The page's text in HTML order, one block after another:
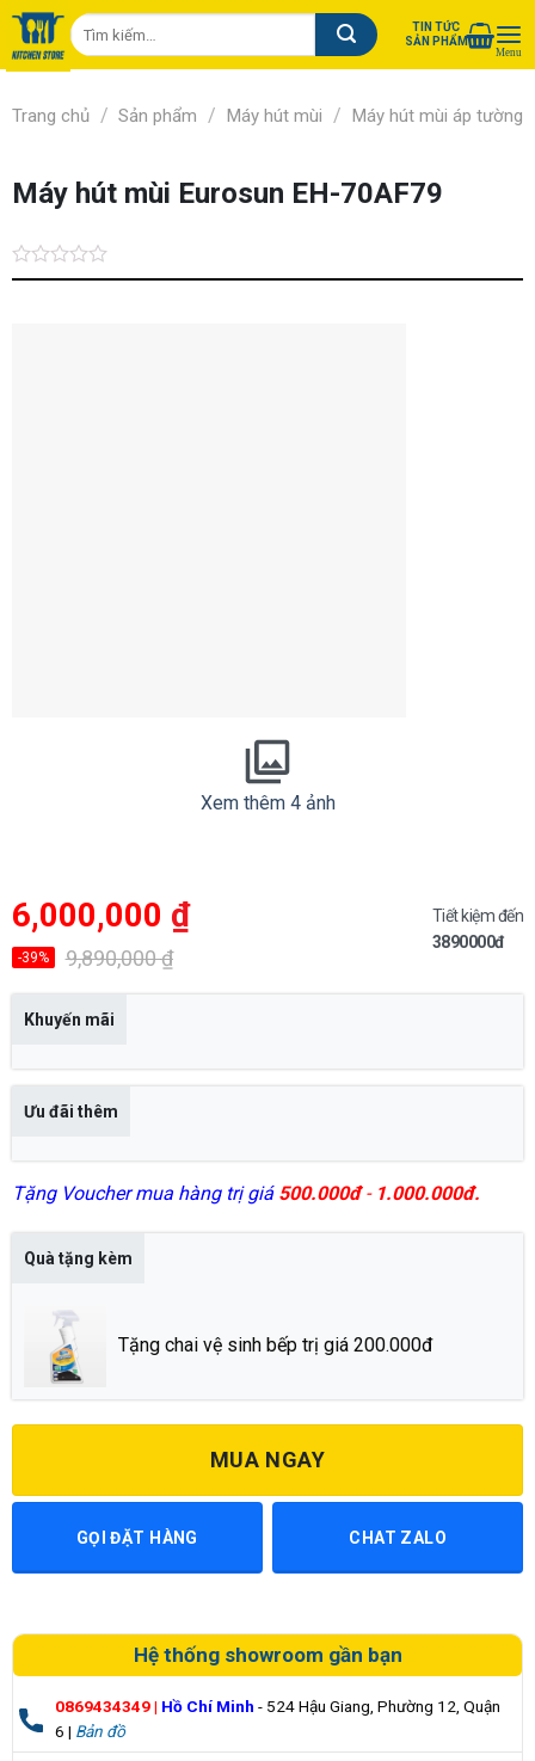
Chuyển
đến
nội
dung
Tìm
kiếm:
TIN TỨC
SẢN PHẨM
Trang chủ / Sản phẩm / Máy hút mùi / Máy hút mùi áp tường
Máy hút mùi Eurosun EH-70AF79
Được
Xem thêm 4 ảnh
9,890,000₫
Giá
gốc
9,890,000 ₫.
6,000,000 ₫
Giá
hiện
tại
là:
6,000,000 ₫.
Tiết kiệm đến
3890000đ
-39%
Khuyến mãi
Ưu đãi thêm
Tặng Voucher mua hàng trị giá 500.000đ-1.000.000đ.
Quà tặng kèm
Tặng chai vệ sinh bếp trị giá 200.000đ
MUA NGAY
GỌI ĐẶT HÀNG CHAT ZALO
Hệ thống showroom gần bạn
0869434349| Hồ Chí Minh - 524 Hậu Giang, Phường 12, Quận
6 | Bản đồ